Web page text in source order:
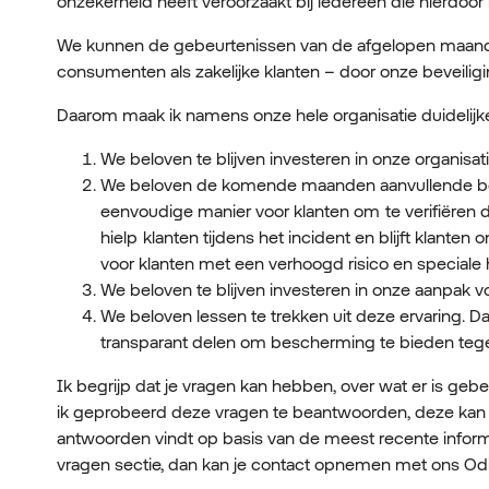
We kunnen de gebeurtenissen van de afgelopen
consumenten als zakelijke klanten – door onze
Daarom maak ik namens onze hele organisatie
We beloven te blijven investeren in onze
We beloven de komende maanden aanvullende
eenvoudige manier voor klanten om te
hielp klanten tijdens het incident en blijft klanten
voor klanten met een verhoogd risico en speciale
We beloven te blijven investeren in onze aanpak
We beloven lessen te trekken uit deze ervaring.
transparant delen om bescherming te bieden
Ik begrijp dat je vragen kan hebben, over wat er is
ik geprobeerd deze vragen te beantwoorden, deze
antwoorden vindt op basis van de meest recente
vragen sectie, dan kan je contact opnemen met ons